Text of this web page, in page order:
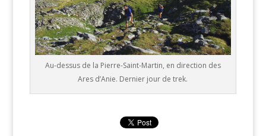
Au-dessus de la Pierre-Saint-Martin, en direction des
Ares d’Anie. Dernier jour de trek.